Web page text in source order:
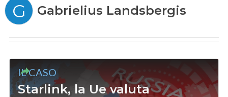
G Gabrielius Landsbergis
IL CASO
Starlink, la Ue valuta